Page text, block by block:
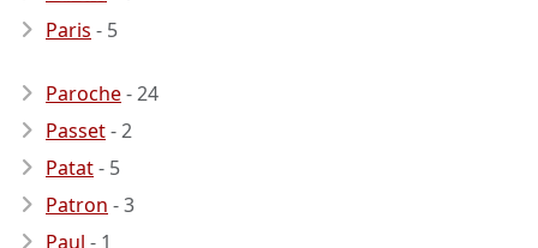
Paris - 5
Paroche- 24
Passet- 2
Patat- 5
Patron - 3
Paul - 1